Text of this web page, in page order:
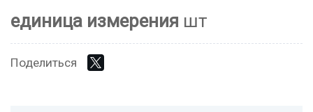
единица измерения шт
Поделиться